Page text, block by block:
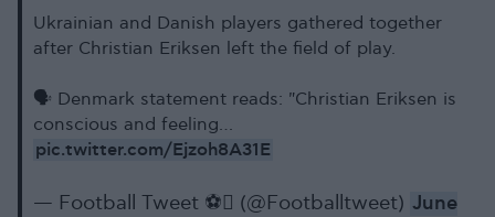
Ukrainian and Danish players gathered together
after Christian Eriksen left the field of play.
🗣️ Denmark statement reads: "Christian Eriksen is
conscious and feeling…
pic.twitter.com/Ejzoh8A31E
— Football Tweet ⚽ (@Footballtweet) June